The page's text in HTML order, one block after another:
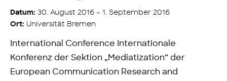
Datum: 30. August 2016 – 1. September 2016
Ort: Universität Bremen
International Conference Internationale
Konferenz der Sektion „Mediatization“ der
European Communication Research and